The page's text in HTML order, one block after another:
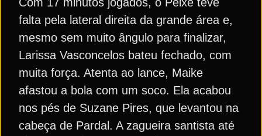
falta pela lateral direita da grande área e,
mesmo sem muito ângulo para finalizar,
Larissa Vasconcelos bateu fechado, com
muita força. Atenta ao lance, Maike
afastou a bola com um soco. Ela acabou
nos pés de Suzane Pires, que levantou na
cabeça de Pardal. A zagueira santista até